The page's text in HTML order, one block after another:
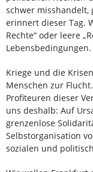
schwer
erinnert dieser Tag.
Rechte“ oder leere
Lebensbedingungen.
Kriege und die
Menschen zur
Profiteuren dieser
uns deshalb: Auf
grenzenlose
Selbstorganisation
sozialen und